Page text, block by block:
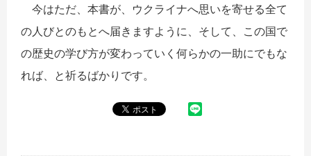
今はただ、本書が、ウクライナへ思いを寄せる全て
の人びとのもとへ届きますように、そして、この国で
の歴史の学び方が変わっていく何らかの一助にでもな
れば、と祈るばかりです。